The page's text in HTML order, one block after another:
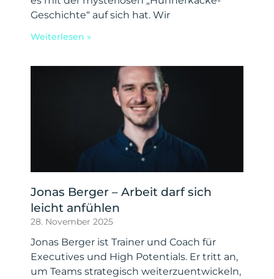
Geschichte“ auf sich hat. Wir
Weiterlesen »
Jonas Berger – Arbeit darf sich
leicht anfühlen
28. November 2025
Jonas Berger ist Trainer und Coach für
Executives und High Potentials. Er tritt an,
um Teams strategisch weiterzuentwickeln,